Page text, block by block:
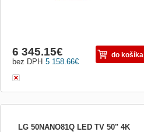
5 158.66€
bez DPH
6 345.15€ do košíka
LG 50NANO81Q LED TV 50" 4K